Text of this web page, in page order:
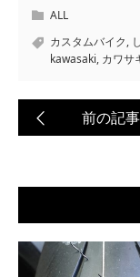
ALL
カスタムバイク,
kawasaki, カワサ